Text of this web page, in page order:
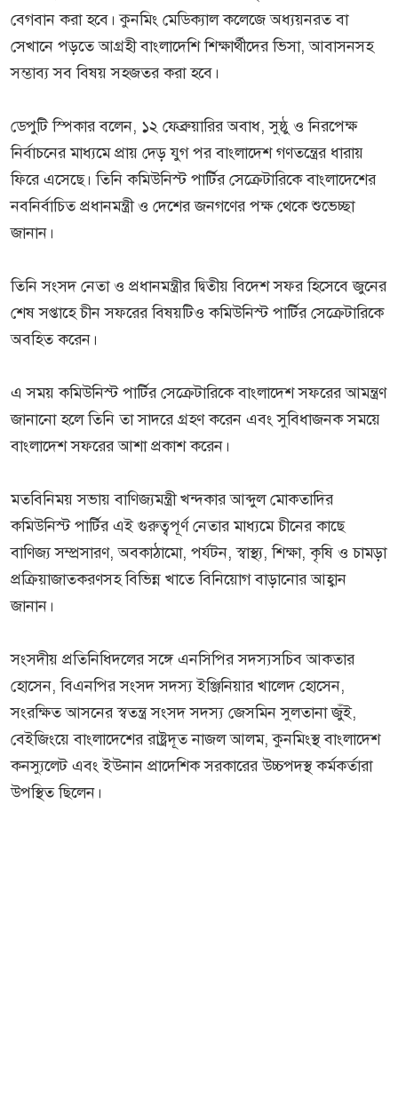
বেগবান করা হবে। কুনমিং মেডিক্যাল কলেজে অধ্যয়নরত বা
সেখানে পড়তে আগ্রহী বাংলাদেশি শিক্ষার্থীদের ভিসা, আবাসনসহ
সম্ভাব্য সব বিষয় সহজতর করা হবে।
ডেপুটি স্পিকার বলেন, ১২ ফেব্রুয়ারির অবাধ, সুষ্ঠু ও নিরপেক্ষ
নির্বাচনের মাধ্যমে প্রায় দেড় যুগ পর বাংলাদেশ গণতন্ত্রের ধারায়
ফিরে এসেছে। তিনি কমিউনিস্ট পার্টির সেক্রেটারিকে বাংলাদেশের
নবনির্বাচিত প্রধানমন্ত্রী ও দেশের জনগণের পক্ষ থেকে শুভেচ্ছা
জানান।
তিনি সংসদ নেতা ও প্রধানমন্ত্রীর দ্বিতীয় বিদেশ সফর হিসেবে জুনের
শেষ সপ্তাহে চীন সফরের বিষয়টিও কমিউনিস্ট পার্টির সেক্রেটারিকে
অবহিত করেন।
এ সময় কমিউনিস্ট পার্টির সেক্রেটারিকে বাংলাদেশ সফরের আমন্ত্রণ
জানানো হলে তিনি তা সাদরে গ্রহণ করেন এবং সুবিধাজনক সময়ে
বাংলাদেশ সফরের আশা প্রকাশ করেন।
মতবিনিময় সভায় বাণিজ্যমন্ত্রী খন্দকার আব্দুল মোকতাদির
কমিউনিস্ট পার্টির এই গুরুত্বপূর্ণ নেতার মাধ্যমে চীনের কাছে
বাণিজ্য সম্প্রসারণ, অবকাঠামো, পর্যটন, স্বাস্থ্য, শিক্ষা, কৃষি ও চামড়া
প্রক্রিয়াজাতকরণসহ বিভিন্ন খাতে বিনিয়োগ বাড়ানোর আহ্বান
জানান।
সংসদীয় প্রতিনিধিদলের সঙ্গে এনসিপির সদস্যসচিব আকতার
হোসেন, বিএনপির সংসদ সদস্য ইঞ্জিনিয়ার খালেদ হোসেন,
সংরক্ষিত আসনের স্বতন্ত্র সংসদ সদস্য জেসমিন সুলতানা জুঁই,
বেইজিংয়ে বাংলাদেশের রাষ্ট্রদূত নাজল আলম, কুনমিংস্থ বাংলাদেশ
কনস্যুলেট এবং ইউনান প্রাদেশিক সরকারের উচ্চপদস্থ কর্মকর্তারা
উপস্থিত ছিলেন।